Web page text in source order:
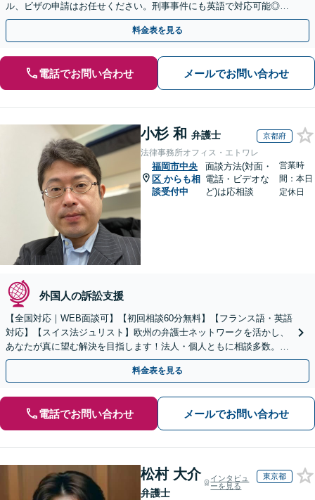
ル、ビザの申請はお任せください。刑事事件にも英語で対応可能◎
【夜間・休日の相談可能】【初回面談30分無料】
料金表を見る
電話でお問い合わせ メールでお問い合わせ
小杉 和 弁護士 京都府
法律事務所オフィス・エトワレ
福岡市中央
区 からも相
談受付中
面談方法(対面・
電話・ビデオな
ど)は応相談
営業時
間：本日
定休日
外国人の訴訟支援
【全国対応｜WEB面談可】【初回相談60分無料】【フランス語・英語
対応】【スイス法ジュリスト】欧州の弁護士ネットワークを活かし、
あなたが真に望む解決を目指します！法人・個人ともに相談多数。細
やかな連絡と粘り強い交渉を徹底【休日・夜間相談可】
料金表を見る
電話でお問い合わせ メールでお問い合わせ
松村 大介
弁護士
インタビュ
ーを見る
東京都